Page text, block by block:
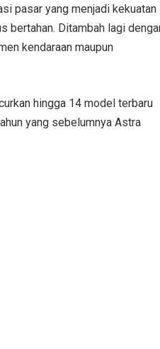
pasar yang menjadi kekuatan
bertahan. Ditambah lagi
kendaraan maupun
hingga 14 model terbaru
yang sebelumnya Astra